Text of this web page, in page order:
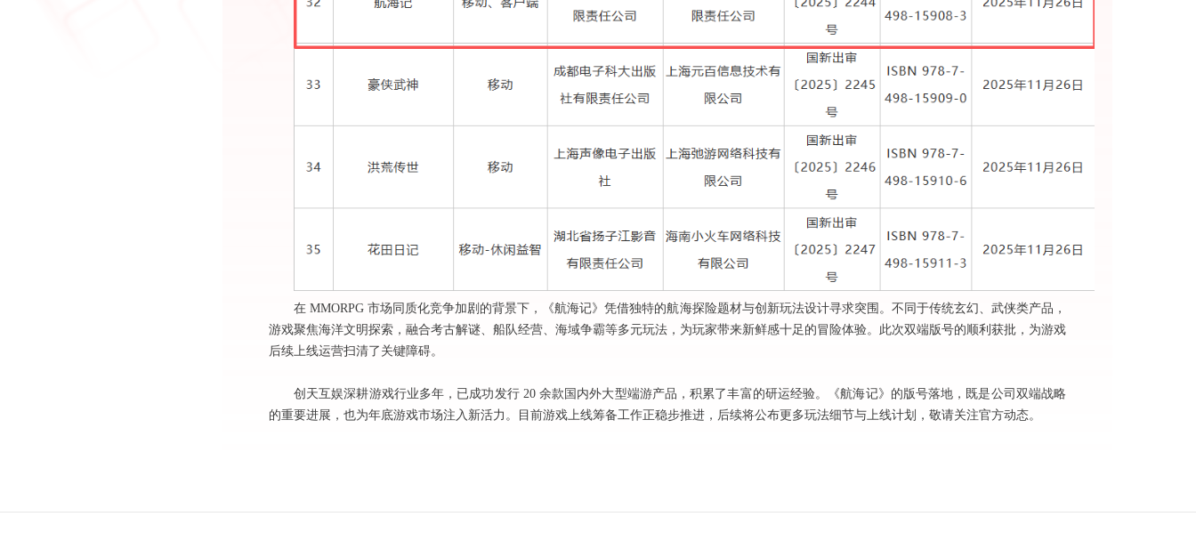
在 MMORPG 市场同质化竞争加剧的背景下，《航海记》凭借独特的航海探险题材与创新玩法设计寻求突围。不同于传统玄幻、武侠类产品，
游戏聚焦海洋文明探索，融合考古解谜、船队经营、海域争霸等多元玩法，为玩家带来新鲜感十足的冒险体验。此次双端版号的顺利获批，为游戏
后续上线运营扫清了关键障碍。
创天互娱深耕游戏行业多年，已成功发行 20 余款国内外大型端游产品，积累了丰富的研运经验。《航海记》的版号落地，既是公司双端战略
的重要进展，也为年底游戏市场注入新活力。目前游戏上线筹备工作正稳步推进，后续将公布更多玩法细节与上线计划，敬请关注官方动态。